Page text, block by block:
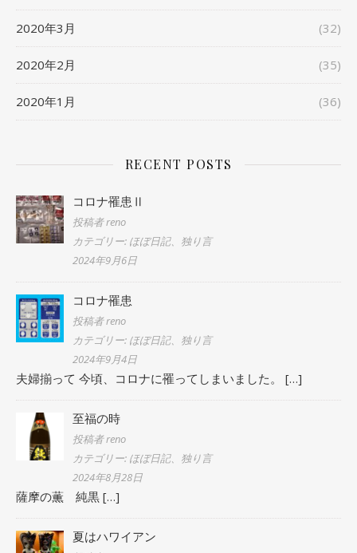
2020年3月 (32)
2020年2月 (35)
2020年1月 (36)
RECENT POSTS
コロナ罹患Ⅱ
投稿者 reno
カテゴリー: ほぼ日記、独り言
2024年9月6日
コロナ罹患
投稿者 reno
カテゴリー: ほぼ日記、独り言
2024年9月4日
夫婦揃って 今頃、コロナに罹ってしまいました。 […]
至福の時
投稿者 reno
カテゴリー: ほぼ日記、独り言
2024年8月28日
薩摩の薫 純黒 […]
夏はハワイアン